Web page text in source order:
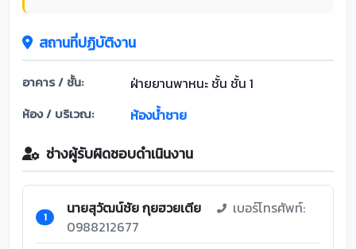
สถานที่ปฏิบัติงาน
อาคาร / ชั้น: ฝ่ายยานพาหนะ ชั้น ชั้น 1
ห้อง / บริเวณ: ห้องน้ำชาย
ช่างผู้รับผิดชอบดำเนินงาน
1 นายสุวัฒน์ชัย กุยฮวยเตีย
เบอร์โทรศัพท์:
0988212677